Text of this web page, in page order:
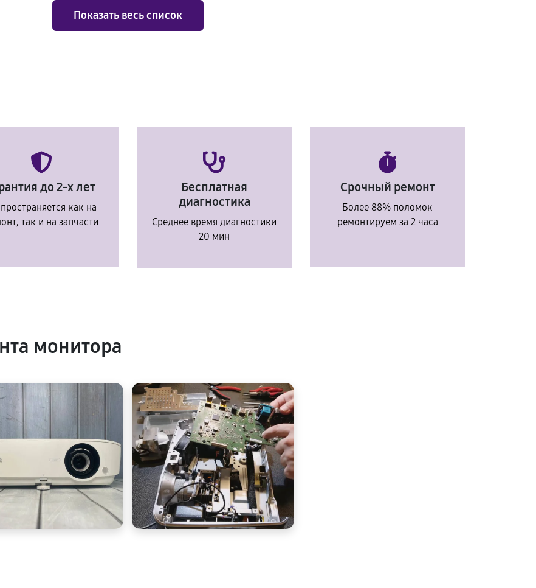
Показать весь список
до 2-х лет
как на
так и на запчасти
Бесплатная
диагностика
Среднее время диагностики
20 мин
Срочный ремонт
Более 88% поломок
ремонтируем за 2 часа
монитора